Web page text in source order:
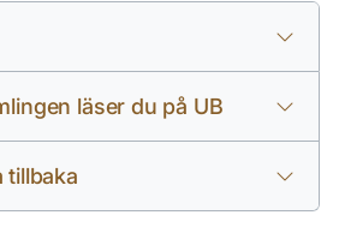
läser du på UB
tillbaka